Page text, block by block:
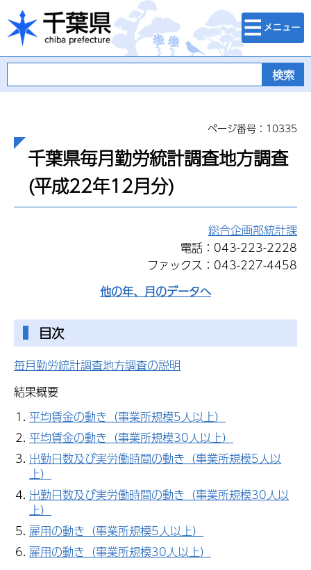
千葉県
検索・メニュ
ー
ページ番号：10335
千葉県毎月勤労統計調査地方調査
(平成22年12月分)
総合企画部統計課
電話：043-223-2228
ファックス：043-227-4458
他の年、月のデータへ
目次
毎月勤労統計調査地方調査の説明
結果概要
平均賃金の動き（事業所規模5人以上）
平均賃金の動き（事業所規模30人以上）
出勤日数及び実労働時間の動き（事業所規模5人以
上）
出勤日数及び実労働時間の動き（事業所規模30人以
上）
雇用の動き（事業所規模5人以上）
雇用の動き（事業所規模30人以上）